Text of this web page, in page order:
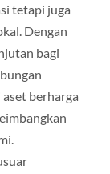
tetapi juga
Dengan
bagi
berharga